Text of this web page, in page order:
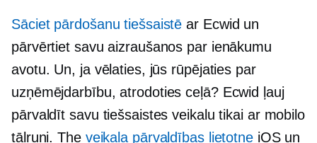
Sāciet pārdošanu tiešsaistē ar Ecwid un
pārvērtiet savu aizraušanos par ienākumu
avotu. Un, ja vēlaties, jūs rūpējaties par
uzņēmējdarbību, atrodoties ceļā? Ecwid ļauj
pārvaldīt savu tiešsaistes veikalu tikai ar mobilo
tālruni. The veikala pārvaldības lietotneiOS un